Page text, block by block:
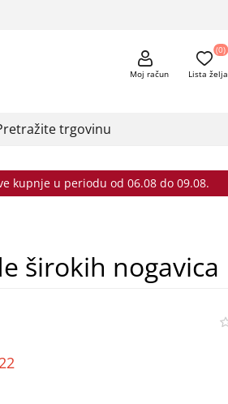
Moj račun Lista želja
(0)
kupnje u periodu od 06.08 do 09.08.
širokih nogavica